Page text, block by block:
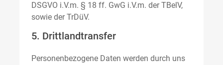
DSGVO i.V.m. § 18 ff. GwG i.V.m. der TBelV,
sowie der TrDüV.
5. Drittlandtransfer
Personenbezogene Daten werden durch uns